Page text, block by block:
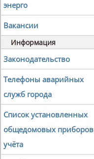
энерго
Вакансии
Информация
Законодательство
Телефоны аварийных
служб города
Список установленных
общедомовых приборов
учёта